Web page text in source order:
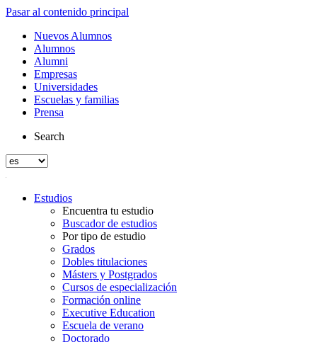
Pasar al contenido principal
Nuevos Alumnos
Alumnos
Alumni
Empresas
Universidades
Escuelas y familias
Prensa
Search
Estudios
Encuentra tu estudio
Buscador de estudios
Por tipo de estudio
Grados
Dobles titulaciones
Másters y Postgrados
Cursos de especialización
Formación online
Executive Education
Escuela de verano
Doctorado